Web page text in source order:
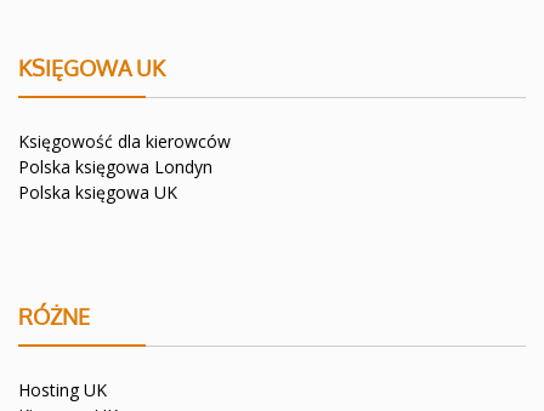
KSIĘGOWA UK
Księgowość dla kierowców
Polska księgowa Londyn
Polska księgowa UK
RÓŻNE
Hosting UK